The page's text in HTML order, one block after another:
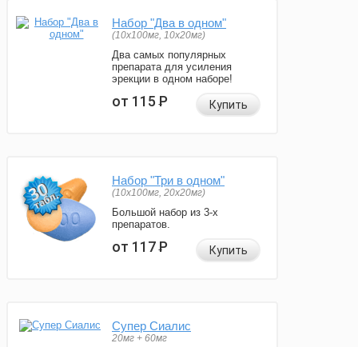
Набор "Два в одном"
(10x100мг, 10x20мг)
Два самых популярных
препарата для усиления
эрекции в одном наборе!
от 115Р Купить
Набор "Три в одном"
(10x100мг, 20x20мг)
Большой набор из 3-х
препаратов.
от 117Р Купить
Супер Сиалис
20мг + 60мг